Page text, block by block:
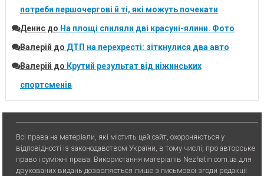
потреби першочергові й ті, які можуть почекати
Денисдо На площі спиляли дві красуні-ялини. Фото
Валерій до ДТП на перехресті: зіткнулися два авто
Валерій до Крутий результат від ніжинських
спортсменів
Всі права на матеріали, які містить цей сайт, охороняються у
відповідності із законодавством України, в тому числі, про авторське
право і суміжні права. Використання матерiалiв Nezhatin.com.ua для
друкованих видань дозволяється лише з письмової згоди редакції